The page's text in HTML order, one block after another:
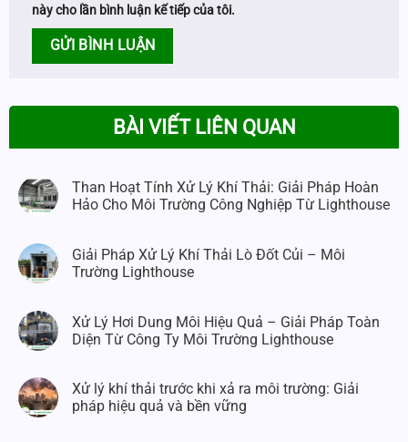
này cho lần bình luận kế tiếp của tôi.
BÀI VIẾT LIÊN QUAN
Than Hoạt Tính Xử Lý Khí Thải: Giải Pháp Hoàn
Hảo Cho Môi Trường Công Nghiệp Từ Lighthouse
Giải Pháp Xử Lý Khí Thải Lò Đốt Củi – Môi
Trường Lighthouse
Xử Lý Hơi Dung Môi Hiệu Quả – Giải Pháp Toàn
Diện Từ Công Ty Môi Trường Lighthouse
Xử lý khí thải trước khi xả ra môi trường: Giải
pháp hiệu quả và bền vững